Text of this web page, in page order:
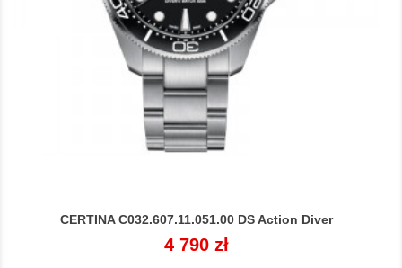
CERTINA C032.607.11.051.00 DS Action Diver
Cena
4 790 zł